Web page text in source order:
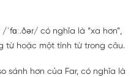
ˈfɑː.ðər/ có nghĩa là “xa hơn”,
từ hoặc một tính từ trong câu.
sánh hơn của Far, có nghĩa là